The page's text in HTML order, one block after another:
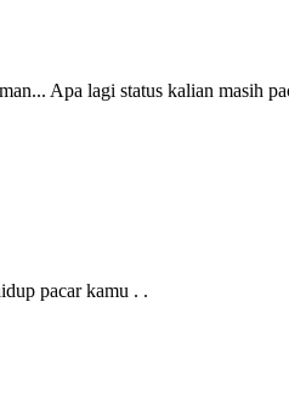
Apa lagi status kalian masih
pacar kamu . .